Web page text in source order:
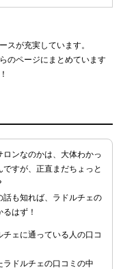
スが充実しています。
のページにまとめています
ロンなのかは、大体わかっ
すが、正直まだちょっと
話も知れば、ラドルチェの
はず！
チェに通っている人の口コ
ラドルチェの口コミの中